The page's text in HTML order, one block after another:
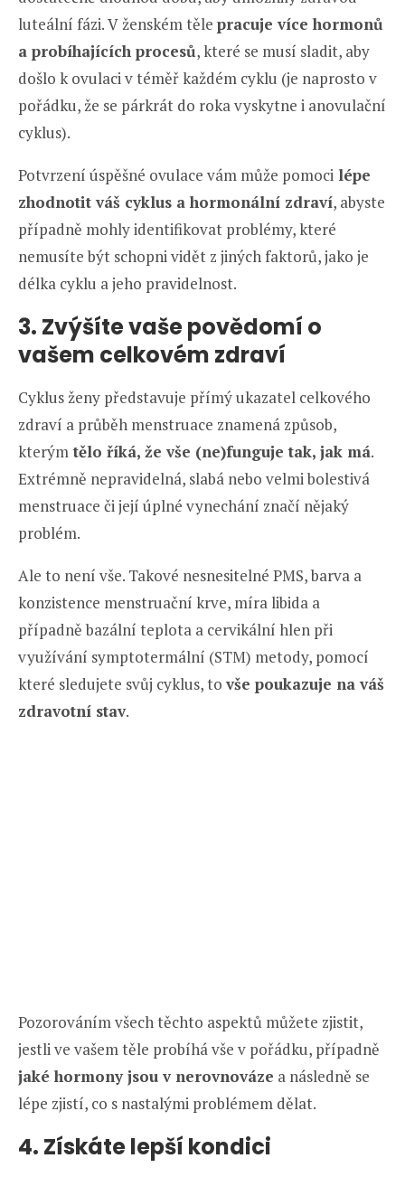
luteální fázi. V ženském těle pracuje více hormonů
a probíhajících procesů, které se musí sladit, aby
došlo k ovulaci v téměř každém cyklu (je naprosto v
pořádku, že se párkrát do roka vyskytne i anovulační
cyklus).
Potvrzení úspěšné ovulace vám může pomoci lépe
zhodnotit váš cyklus a hormonální zdraví, abyste
případně mohly identifikovat problémy, které
nemusíte být schopni vidět z jiných faktorů, jako je
délka cyklu a jeho pravidelnost.
3. Zvýšíte vaše povědomí o
vašem celkovém zdraví
Cyklus ženy představuje přímý ukazatel celkového
zdraví a průběh menstruace znamená způsob,
kterýmtělo říká, že vše (ne)funguje tak, jak má.
Extrémně nepravidelná, slabá nebo velmi bolestivá
menstruace či její úplné vynechání značí nějaký
problém.
Ale to není vše. Takové nesnesitelné PMS, barva a
konzistence menstruační krve, míra libida a
případně bazální teplota a cervikální hlen při
využívání symptotermální (STM) metody, pomocí
které sledujete svůj cyklus, to vše poukazuje na váš
zdravotní stav.
Pozorováním všech těchto aspektů můžete zjistit,
jestli ve vašem těle probíhá vše v pořádku, případně
jaké hormony jsou v nerovnováze a následně se
lépe zjistí, co s nastalými problémem dělat.
4. Získáte lepší kondici